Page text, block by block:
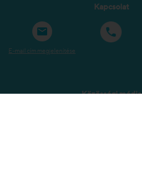
Kapcsolat
E-mail cím megjelenítése
Közösségi média